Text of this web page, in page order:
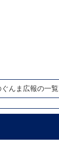
んま広報の一覧